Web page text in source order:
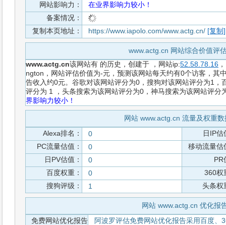
网站影响力：
在业界影响力较小！
备案情况：
复制本页地址：
https://www.iapolo.com/www.actg.cn/ [复制]
www.actg.cn 网站综合价值评
www.actg.cn该网站有 的历史，创建于 ，网站ip:52.58.78.16
ngton，网站评估价值为-元，预测该网站每天约有0个访客，其
告收入约0元。谷歌对该网站评分为0，搜狗对该网站评分为1，
评分为 1 ，头条搜索为该网站评分为0，神马搜索为该网站评
界影响力较小！
网站 www.actg.cn 流量及权重
Alexa排名：
0
日IP估
PC流量估值：
0
移动流量估
日PV估值：
0
PR
百度权重：
0
360权
搜狗评级：
1 头条权
网站 www.actg.cn 优化报
免费网站优化报告
阿波罗评估免费网站优化报告采用百度、